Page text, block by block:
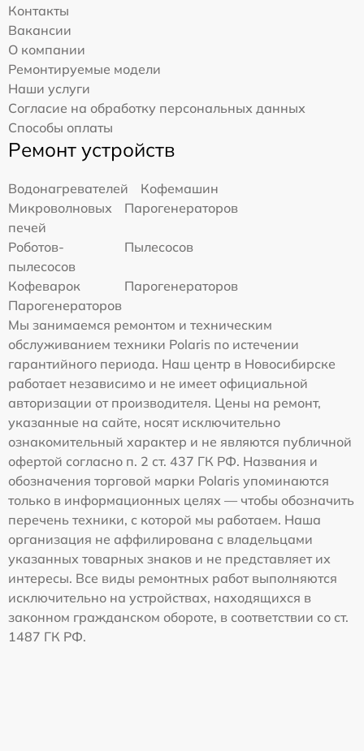
Контакты
Вакансии
О компании
Ремонтируемые модели
Наши услуги
Согласие на обработку персональных данных
Способы оплаты
Ремонт устройств
Водонагревателей
Кофемашин
Микроволновых
печей
Парогенераторов
Роботов-
пылесосов
Пылесосов
Кофеварок
Парогенераторов
Парогенераторов
Мы занимаемся ремонтом и техническим
обслуживанием техники Polaris по истечении
гарантийного периода. Наш центр в Новосибирске
работает независимо и не имеет официальной
авторизации от производителя. Цены на ремонт,
указанные на сайте, носят исключительно
ознакомительный характер и не являются публичной
офертой согласно п. 2 ст. 437 ГК РФ. Названия и
обозначения торговой марки Polaris упоминаются
только в информационных целях — чтобы обозначить
перечень техники, с которой мы работаем. Наша
организация не аффилирована с владельцами
указанных товарных знаков и не представляет их
интересы. Все виды ремонтных работ выполняются
исключительно на устройствах, находящихся в
законном гражданском обороте, в соответствии со ст.
1487 ГК РФ.